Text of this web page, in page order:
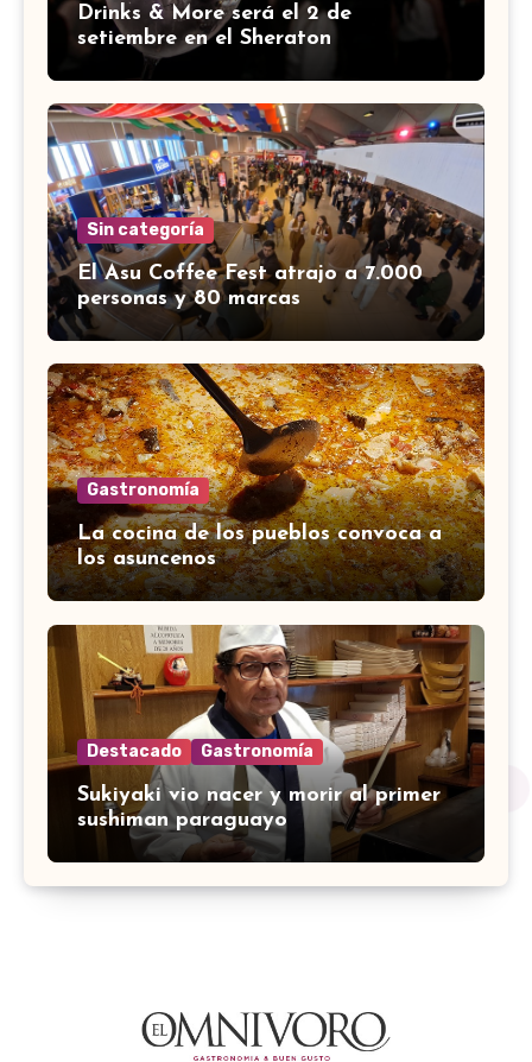
Drinks & More será el 2 de
setiembre en el Sheraton
Sin categoría
El Asu Coffee Fest atrajo a 7.000
personas y 80 marcas
Gastronomía
La cocina de los pueblos convoca a
los asuncenos
Destacado Gastronomía
Sukiyaki vio nacer y morir al primer
sushiman paraguayo